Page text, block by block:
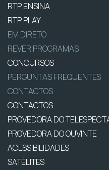
RTP ENSINA
RTP PLAY
EM DIRETO
REVER PROGRAMAS
CONCURSOS
PERGUNTAS FREQUENTES
CONTACTOS
CONTACTOS
PROVEDORA DO
PROVEDORA DO OUVINTE
ACESSIBILIDADES
SATÉLITES